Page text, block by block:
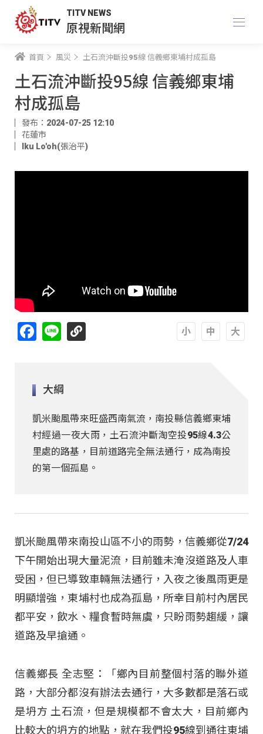
TITV NEWS
原視新聞網
首頁 風災 土石流沖斷投95線 信義鄉東埔村成孤島
土石流沖斷投95線 信義鄉東埔
村成孤島
發布：2024-07-25 12:10
花蓮市
Iku Lo'oh(張治平)
Facebook
Line
大綱
凱米颱風帶來旺盛西南氣流，南投縣信義鄉東埔
村經過一夜大雨，土石流沖斷淘空投95線4.3公
里處的路基，目前道路完全無法通行，成為南投
的第一個孤島。
凱米颱風帶來南投山區不小的雨勢，信義鄉從7/24
下午開始出現大量泥流，目前雖未淹沒道路及人車
受困，但已導致車輛無法通行，入夜之後風雨更是
明顯增強，東埔村也成為孤島，所幸目前村內居民
都平安，飲水、糧食暫時無虞，只盼雨勢趨緩，讓
道路及早搶通。
信義鄉長 全志堅：「鄉內目前整個村落的聯外道
路，大部分都沒有辦法去通行，大多數都是落石或
是坍方 土石流，但是規模都不會太大，目前鄉內
比較大的坍方的地點，就在我們投95線到通往東埔